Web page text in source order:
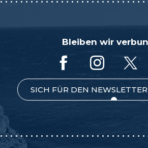
Bleiben wir
SICH FÜR DEN